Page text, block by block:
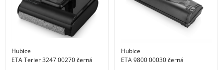
Hubice
ETA Terier 3247 00270 černá
Hubice
ETA 9800 00030 černá